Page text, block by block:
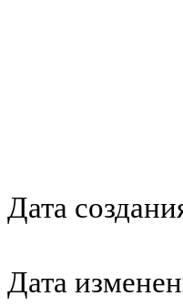
Дата
Дата